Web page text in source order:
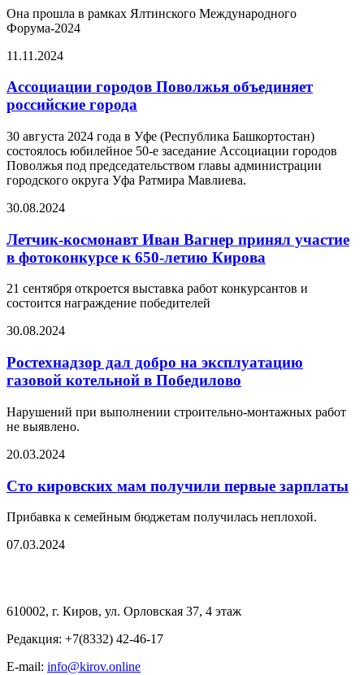
Она прошла в рамках Ялтинского Международного
Форума-2024
11.11.2024
Ассоциации городов Поволжья объединяет
российские города
30 августа 2024 года в Уфе (Республика Башкортостан)
состоялось юбилейное 50-е заседание Ассоциации городов
Поволжья под председательством главы администрации
городского округа Уфа Ратмира Мавлиева.
30.08.2024
Летчик-космонавт Иван Вагнер принял участие
в фотоконкурсе к 650-летию Кирова
21 сентября откроется выставка работ конкурсантов и
состоится награждение победителей
30.08.2024
Ростехнадзор дал добро на эксплуатацию
газовой котельной в Победилово
Нарушений при выполнении строительно-монтажных работ
не выявлено.
20.03.2024
Сто кировских мам получили первые зарплаты
Прибавка к семейным бюджетам получилась неплохой.
07.03.2024
610002, г. Киров, ул. Орловская 37, 4 этаж
Редакция: +7(8332) 42-46-17
E-mail: info@kirov.online